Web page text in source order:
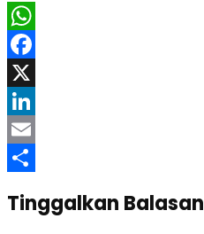
WhatsApp
Facebook
X
LinkedIn
Email
Tinggalkan Balasan